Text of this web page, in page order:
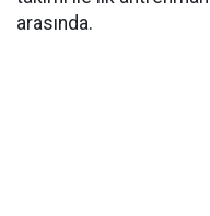
arasında.